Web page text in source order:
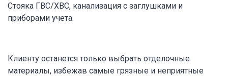
Стояка ГВС/ХВС, канализация с заглушками и
приборами учета.
Клиенту останется только выбрать отделочные
материалы, избежав самые грязные и неприятные